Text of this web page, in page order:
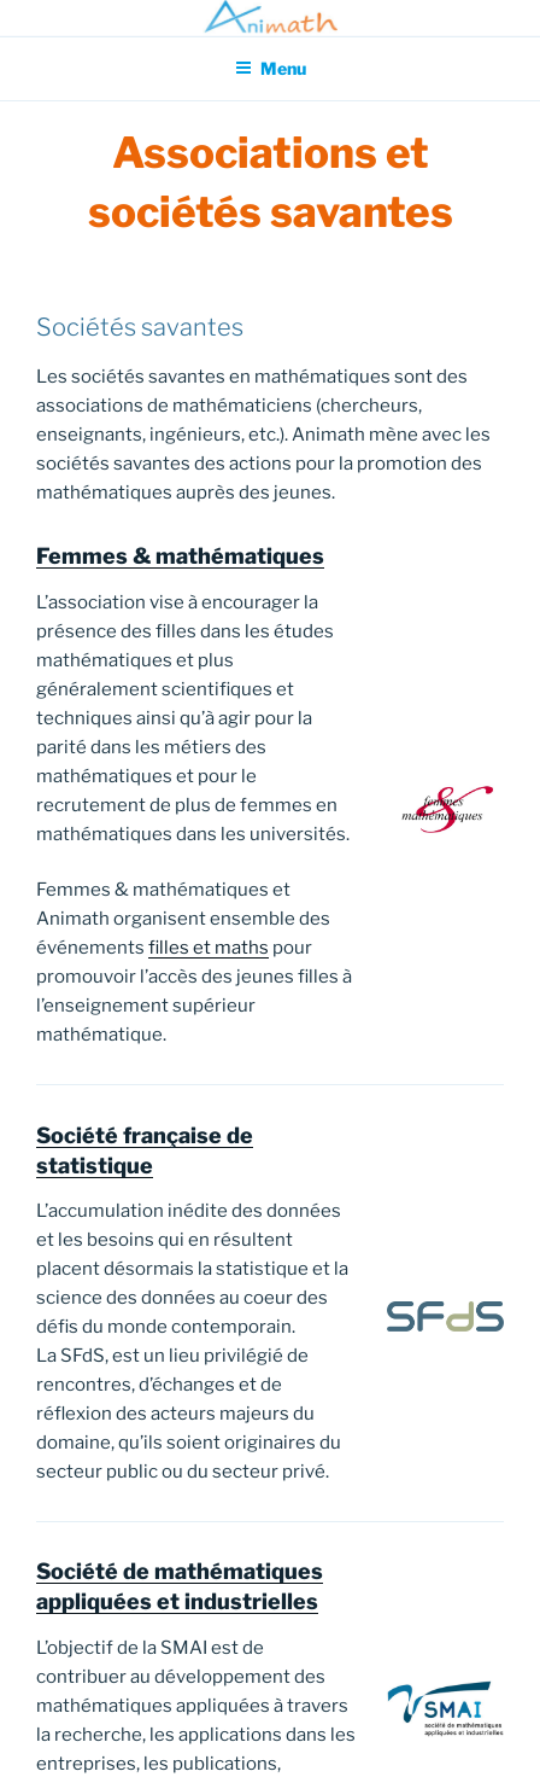
au
principal
Association pour l'Animation en Mathématiques
Menu
Associations et
sociétés savantes
Sociétés savantes
Les sociétés savantes en mathématiques sont des
associations de mathématiciens (chercheurs,
enseignants, ingénieurs, etc.). Animath mène avec les
sociétés savantes des actions pour la promotion des
mathématiques auprès des jeunes.
Femmes & mathématiques
L’association vise à encourager la
présence des filles dans les études
mathématiques et plus
généralement scientifiques et
techniques ainsi qu’à agir pour la
parité dans les métiers des
mathématiques et pour le
recrutement de plus de femmes en
mathématiques dans les universités.
Femmes & mathématiques et
Animath organisent ensemble des
événements filles et maths pour
promouvoir l’accès des jeunes filles à
l’enseignement supérieur
mathématique.
Société française de
statistique
L’accumulation inédite des données
et les besoins qui en résultent
placent désormais la statistique et la
science des données au coeur des
défis du monde contemporain.
La SFdS, est un lieu privilégié de
rencontres, d’échanges et de
réflexion des acteurs majeurs du
domaine, qu’ils soient originaires du
secteur public ou du secteur privé.
Société de mathématiques
appliquées et industrielles
L’objectif de la SMAI est de
contribuer au développement des
mathématiques appliquées à travers
la recherche, les applications dans les
entreprises, les publications,